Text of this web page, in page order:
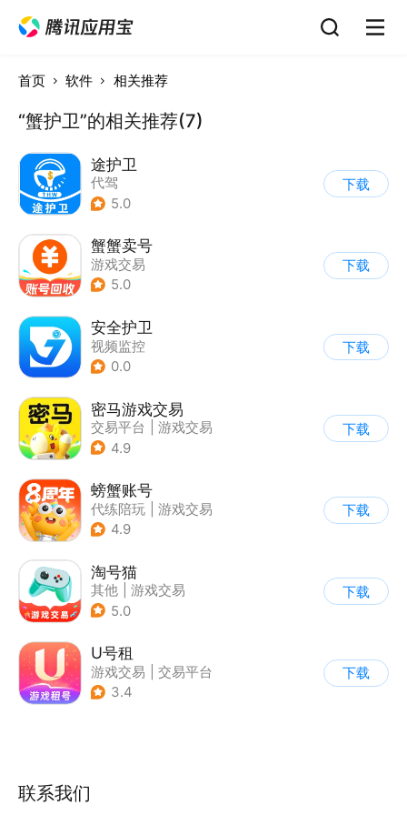
首页 软件 相关推荐
“蟹护卫”的相关推荐(7)
途护卫
代驾
5.0
下载
蟹蟹卖号
游戏交易
5.0
下载
安全护卫
视频监控
0.0
下载
密马游戏交易
交易平台
游戏交易
4.9
下载
螃蟹账号
代练陪玩
游戏交易
| 游戏社区
4.9
下载
淘号猫
其他
游戏交易
5.0
下载
U号租
游戏交易
交易平台
3.4
下载
联系我们